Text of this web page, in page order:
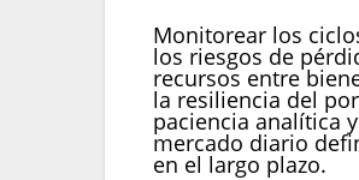
Monitorear los
los riesgos de
recursos entre
la resiliencia del
paciencia analítica
mercado diario
en el largo plazo.